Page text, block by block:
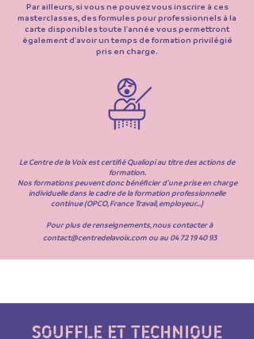
Par ailleurs, si vous ne pouvez vous inscrire à ces
masterclasses, des formules pour professionnels à la
carte disponibles toute l'année vous permettront
également d'avoir un temps de formation privilégié
pris en charge.
Le Centre de la Voix est certifié Qualiopi au titre des actions de
formation.
Nos formations peuvent donc bénéficier d’une prise en charge
individuelle dans le cadre de la formation professionnelle
continue (OPCO, France Travail, employeur...)
Pour plus de renseignements, nous contacter à
contact@centredelavoix.comou au 04 72 19 40 93
SOUFFLE ET TECHNIQUE